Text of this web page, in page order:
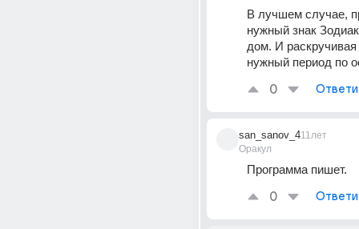
В лучшем случае,
нужный знак
дом. И
нужный период по
0
san_sanov_4
Оракул
11лет
Программа пишет.
0